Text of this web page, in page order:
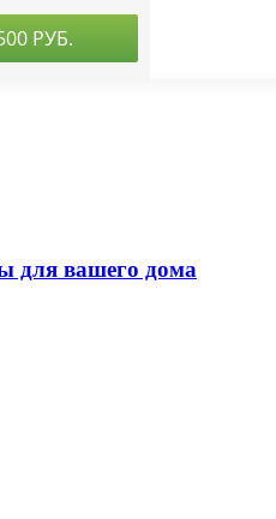
для вашего дома